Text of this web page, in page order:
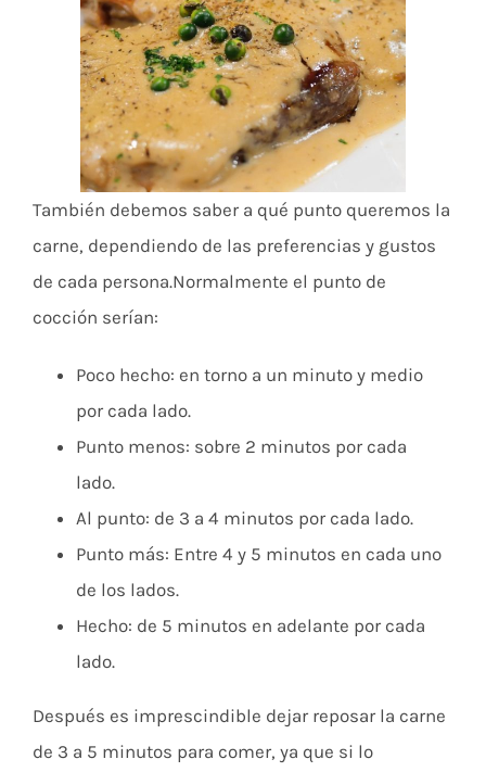
También debemos saber a qué punto queremos la
carne, dependiendo de las preferencias y gustos
de cada persona.Normalmente el punto de
cocción serían:
Poco hecho: en torno a un minuto y medio
por cada lado.
Punto menos: sobre 2 minutos por cada
lado.
Al punto: de 3 a 4 minutos por cada lado.
Punto más: Entre 4 y 5 minutos en cada uno
de los lados.
Hecho: de 5 minutos en adelante por cada
lado.
Después es imprescindible dejar reposar la carne
de 3 a 5 minutos para comer, ya que si lo